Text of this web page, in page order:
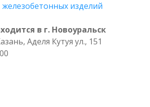
в г. Новоуральск
, Аделя Кутуя ул., 151